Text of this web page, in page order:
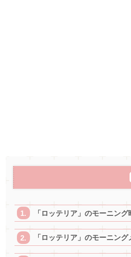
「ロッテリア」のモーニング
「ロッテリア」のモーニング